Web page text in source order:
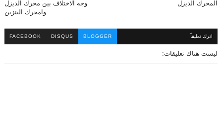
وجه الاختلاف بين محرك الديزل
وامحرك البنزين
المحرك الديزل
اترك تعليقاً BLOGGER
DISQUS
FACEBOOK
ليست هناك تعليقات: